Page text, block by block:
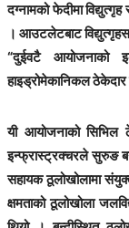
दग्नामको फेदीमा
। आउटलेटबाट
“दुईवटै आयोजनाको
हाइड्रोमेकानिकल
यी आयोजनाको सिभिल
इन्फ्रास्ट्रक्चरले सुरुङ
सहायक ठूलोखोलामा
क्षमताको ठूलोखोला